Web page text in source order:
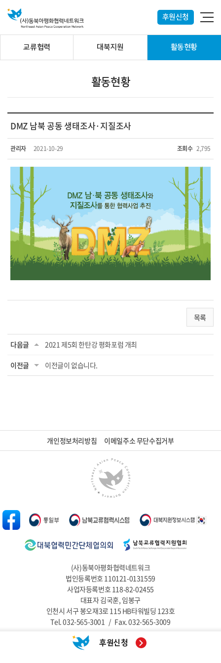
후원신청
교류협력 대북지원 활동현황
활동현황
DMZ 남북 공동 생태조사·지질조사
관리자 2021-10-29 조회수 2,795
목록
다음글 2021 제5회 한탄강 평화포럼 개최
이전글 이전글이 없습니다.
후원신청
개인정보처리방침 이메일주소 무단수집거부
(사)동북아평화협력네트워크
법인등록번호 110121-0131559
사업자등록번호 118-82-02455
대표자 김국훈, 임봉구
인천시 서구 봉오재3로 115 HB타워빌딩 123호
Tel. 032-565-3001 / Fax. 032-565-3009
Copyright © Northeast Asian Peace Cooperation Network.
All rights reserved.